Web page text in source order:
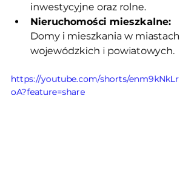
inwestycyjne oraz rolne.
Nieruchomości mieszkalne:
Domy i mieszkania w miastach
wojewódzkich i powiatowych.
https://youtube.com/shorts/enm9kNkLr
oA?feature=share